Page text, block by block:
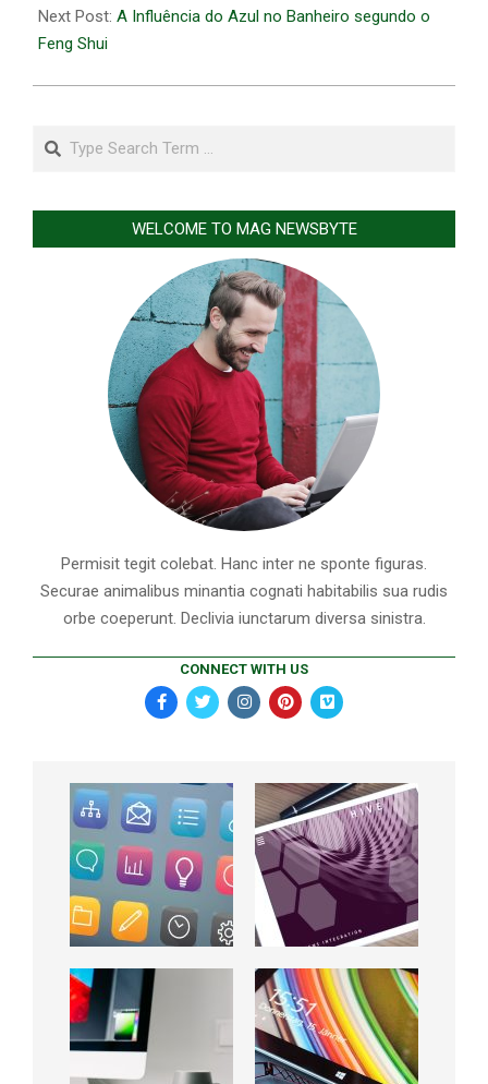
Next Post: A Influência do Azul no Banheiro segundo o
Feng Shui
Search
WELCOME TO MAG NEWSBYTE
Permisit tegit colebat. Hanc inter ne sponte figuras.
Securae animalibus minantia cognati habitabilis sua rudis
orbe coeperunt. Declivia iunctarum diversa sinistra.
CONNECT WITH US